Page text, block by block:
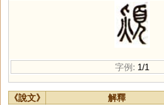
字例: 1/1
《說文》 解釋